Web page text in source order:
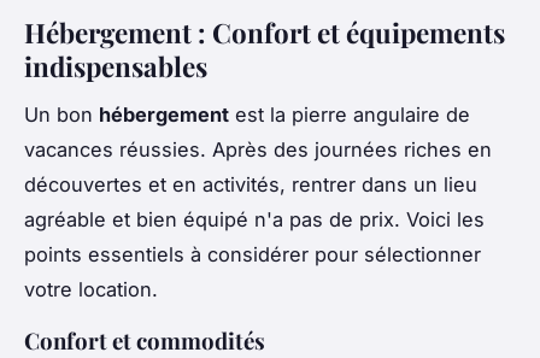
Hébergement : Confort et équipements
indispensables
Un bon hébergement est la pierre angulaire de
vacances réussies. Après des journées riches en
découvertes et en activités, rentrer dans un lieu
agréable et bien équipé n'a pas de prix. Voici les
points essentiels à considérer pour sélectionner
votre location.
Confort et commodités